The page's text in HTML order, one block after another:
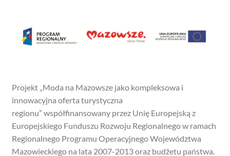
Projekt „Moda na Mazowsze jako kompleksowa i
innowacyjna oferta turystyczna
regionu” współfinansowany przez Unię Europejską z
Europejskiego Funduszu Rozwoju Regionalnego w ramach
Regionalnego Programu Operacyjnego Województwa
Mazowieckiego na lata 2007-2013 oraz budżetu państwa.